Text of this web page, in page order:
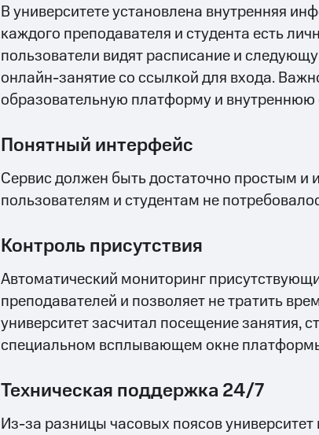
В университете установлена внутренняя
каждого преподавателя и студента есть
пользователи видят расписание и
онлайн-занятие со ссылкой для входа.
образовательную платформу и внутреннюю
Понятный интерфейс
Сервис должен быть достаточно простым и
пользователям и студентам не
Контроль присутствия
Автоматический мониторинг
преподавателей и позволяет не тратить
университет засчитал посещение занятия,
специальном всплывающем окне
Техническая поддержка 24/7
Из-за разницы часовых поясов